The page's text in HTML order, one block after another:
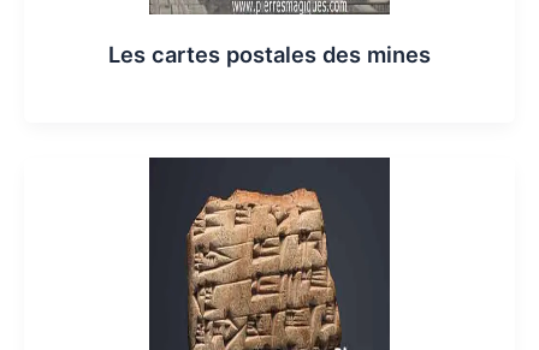
Les cartes postales des mines